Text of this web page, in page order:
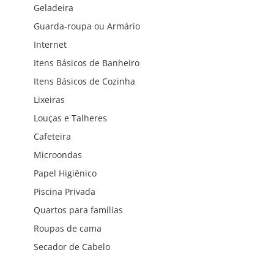
Geladeira
Guarda-roupa ou Armário
Internet
Itens Básicos de Banheiro
Itens Básicos de Cozinha
Lixeiras
Louças e Talheres
Cafeteira
Microondas
Papel Higiênico
Piscina Privada
Quartos para famílias
Roupas de cama
Secador de Cabelo